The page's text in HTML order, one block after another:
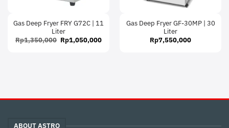
Gas Deep Fryer FRY G72C | 11
Liter
Rp1,350,000 Original
price
Rp1,050,000Current
Gas Deep Fryer GF-30MP | 30
Liter
Rp7,550,000
ABOUT ASTRO